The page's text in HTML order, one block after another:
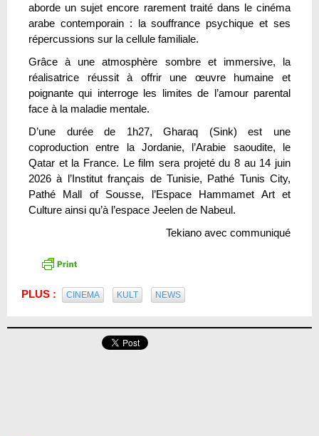
aborde un sujet encore rarement traité dans le cinéma
arabe contemporain : la souffrance psychique et ses
répercussions sur la cellule familiale.
Grâce à une atmosphère sombre et immersive, la
réalisatrice réussit à offrir une œuvre humaine et
poignante qui interroge les limites de l’amour parental
face à la maladie mentale.
D’une durée de 1h27, Gharaq (Sink) est une
coproduction entre la Jordanie, l’Arabie saoudite, le
Qatar et la France. Le film sera projeté du 8 au 14 juin
2026 à l’Institut français de Tunisie, Pathé Tunis City,
Pathé Mall of Sousse, l’Espace Hammamet Art et
Culture ainsi qu’à l’espace Jeelen de Nabeul.
Tekiano avec communiqué
PLUS : CINEMA KULT NEWS